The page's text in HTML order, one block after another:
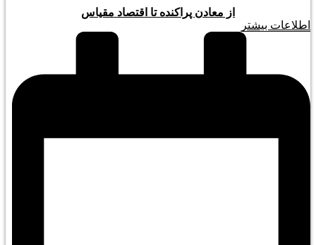
از معادن پراکنده تا اقتصاد مقیاس
اطلاعات بیشتر